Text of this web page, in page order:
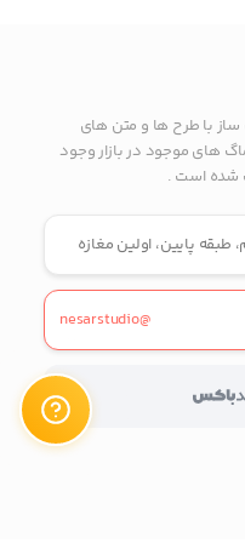
آگهی دهنده می باشد.
با طرح ها و متن های
های موجود در بازار وجود
شده است .
طبقه پایین، اولین مغازه
@nesarstudio